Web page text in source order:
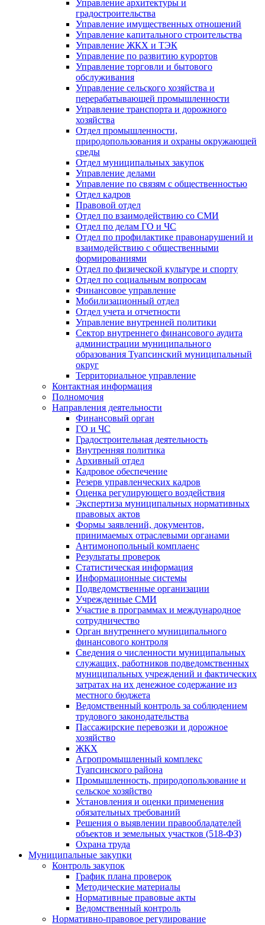
Управление архитектуры и
градостроительства
Управление имущественных отношений
Управление капитального строительства
Управление ЖКХ и ТЭК
Управление по развитию курортов
Управление торговли и бытового
обслуживания
Управление сельского хозяйства и
перерабатывающей промышленности
Управление транспорта и дорожного
хозяйства
Отдел промышленности,
природопользования и охраны окружающей
среды
Отдел муниципальных закупок
Управление делами
Управление по связям с общественностью
Отдел кадров
Правовой отдел
Отдел по взаимодействию со СМИ
Отдел по делам ГО и ЧС
Отдел по профилактике правонарушений и
взаимодействию с общественными
формированиями
Отдел по физической культуре и спорту
Отдел по социальным вопросам
Финансовое управление
Мобилизационный отдел
Отдел учета и отчетности
Управление внутренней политики
Сектор внутреннего финансового аудита
администрации муниципального
образования Туапсинский муниципальный
округ
Территориальное управление
Контактная информация
Полномочия
Направления деятельности
Финансовый орган
ГО и ЧС
Градостроительная деятельность
Внутренняя политика
Архивный отдел
Кадровое обеспечение
Резерв управленческих кадров
Оценка регулирующего воздействия
Экспертиза муниципальных нормативных
правовых актов
Формы заявлений, документов,
принимаемых отраслевыми органами
Антимонопольный комплаенс
Результаты проверок
Статистическая информация
Информационные системы
Подведомственные организации
Учрежденные СМИ
Участие в программах и международное
сотрудничество
Орган внутреннего муниципального
финансового контроля
Сведения о численности муниципальных
служащих, работников подведомственных
муниципальных учреждений и фактических
затратах на их денежное содержание из
местного бюджета
Ведомственный контроль за соблюдением
трудового законодательства
Пассажирские перевозки и дорожное
хозяйство
ЖКХ
Агропромышленный комплекс
Туапсинского района
Промышленность, природопользование и
сельское хозяйство
Установления и оценки применения
обязательных требований
Решения о выявлении правообладателей
объектов и земельных участков (518-ФЗ)
Охрана труда
Муниципальные закупки
Контроль закупок
График плана проверок
Методические материалы
Нормативные правовые акты
Ведомственный контроль
Нормативно-правовое регулирование